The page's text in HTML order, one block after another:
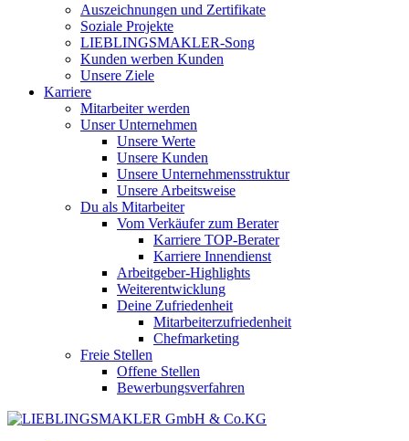
Auszeichnungen und Zertifikate
Soziale Projekte
LIEBLINGSMAKLER-Song
Kunden werben Kunden
Unsere Ziele
Karriere
Mitarbeiter werden
Unser Unternehmen
Unsere Werte
Unsere Kunden
Unsere Unternehmensstruktur
Unsere Arbeitsweise
Du als Mitarbeiter
Vom Verkäufer zum Berater
Karriere TOP-Berater
Karriere Innendienst
Arbeitgeber-Highlights
Weiterentwicklung
Deine Zufriedenheit
Mitarbeiterzufriedenheit
Chefmarketing
Freie Stellen
Offene Stellen
Bewerbungsverfahren